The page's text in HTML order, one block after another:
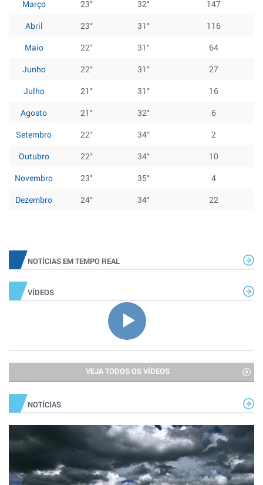
Março
23° 32°
147
Abril
23° 31°
116
Maio
22° 31°
64
Junho
22° 31°
27
Julho
21° 31°
16
Agosto
21° 32°
6
Setembro
22° 34°
2
Outubro
22° 34°
10
Novembro
23° 35°
4
Dezembro
24° 34° 22
NOTÍCIAS EM TEMPO REAL
VÍDEOS
VEJA TODOS OS VÍDEOS
NOTÍCIAS